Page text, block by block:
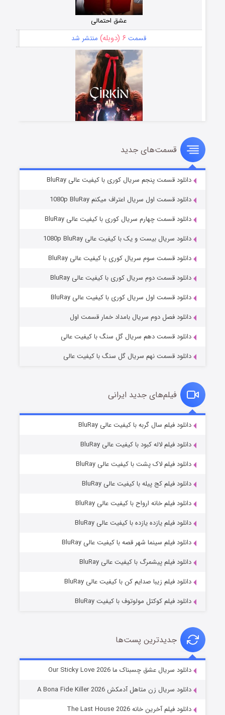
عشق احتمالی
قسمت ۶ (دوبله) منتشر شد
سریال زشت
قسمت۵ (زیرنویس) منتشر شد
وستی ها
قسمت۱ (زیرنویس) منتشر شد
قسمت۶ (زیرنویس) منتشر شد
شوهر
قسمت‌های جدید
دانلود قسمت پنجم سریال کوری با کیفیت عالی BluRay
دانلود قسمت اول سریال اعتراف میکنم 1080p BluRay
دانلود قسمت چهارم سریال کوری با کیفیت عالی BluRay
دانلود سریال بیست و یک با کیفیت عالی 1080p BluRay
دانلود قسمت سوم سریال کوری با کیفیت عالی BluRay
دانلود قسمت دوم سریال کوری با کیفیت عالی BluRay
دانلود قسمت اول سریال کوری با کیفیت عالی BluRay
دانلود فصل دوم سریال بامداد خمار قسمت اول
دانلود قسمت دهم سریال گل سنگ با کیفیت عالی
دانلود قسمت نهم سریال گل سنگ با کیفیت عالی
فیلم‌های جدید ایرانی
دانلود فیلم سال گربه با کیفیت عالی BluRay
دانلود فیلم لاله کبود با کیفیت عالی BluRay
دانلود فیلم لاک پشت با کیفیت عالی BluRay
دانلود فیلم کج‌ پیله با کیفیت عالی BluRay
دانلود فیلم خانه ارواح با کیفیت عالی BluRay
دانلود فیلم یازده یازده با کیفیت عالی BluRay
دانلود فیلم سینما شهر قصه با کیفیت عالی BluRay
دانلود فیلم پیشمرگ با کیفیت عالی BluRay
دانلود فیلم زیبا صدایم کن با کیفیت عالی BluRay
دانلود فیلم کوکتل مولوتوف با کیفیت BluRay
جدیدترین پست‌ها
دانلود سریال عشق چسبناک ما Our Sticky Love 2026
دانلود سریال زن متاهل آدمکش A Bona Fide Killer 2026
دانلود فیلم آخرین خانه The Last House 2026